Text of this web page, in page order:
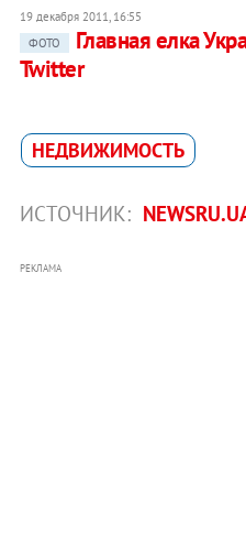
19 декабря 2011, 16:55
ФОТО
Главная елка
Twitter
НЕДВИЖИМОСТЬ
ИСТОЧНИК:
РЕКЛАМА